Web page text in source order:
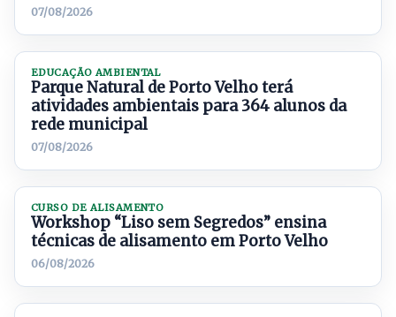
07/08/2026
EDUCAÇÃO AMBIENTAL
Parque Natural de Porto Velho terá
atividades ambientais para 364 alunos da
rede municipal
07/08/2026
CURSO DE ALISAMENTO
Workshop “Liso sem Segredos” ensina
técnicas de alisamento em Porto Velho
06/08/2026